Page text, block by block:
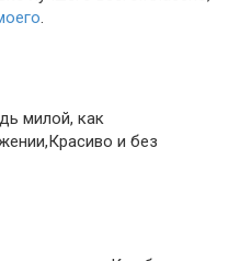
.
милой, как
и без